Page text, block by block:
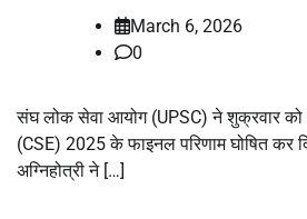
March 6, 2026
0
संघ लोक सेवा आयोग (UPSC) ने शुक्रवार को
(CSE) 2025 के फाइनल परिणाम घोषित कर
अग्निहोत्री ने […]